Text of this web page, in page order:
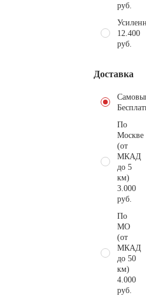
руб.
12.400
руб.
Доставка
По
Москве
(от
МКАД
до 5
км)
3.000
руб.
По
МО
(от
МКАД
до 50
км)
4.000
руб.